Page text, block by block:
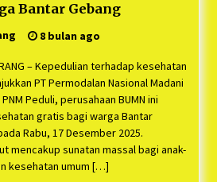
Bantar Gebang
8 bulan ago
– Kepedulian terhadap kesehatan
PT Permodalan Nasional Madani
Peduli, perusahaan BUMN ini
gratis bagi warga Bantar
Rabu, 17 Desember 2025.
mencakup sunatan massal bagi anak-
kesehatan umum […]